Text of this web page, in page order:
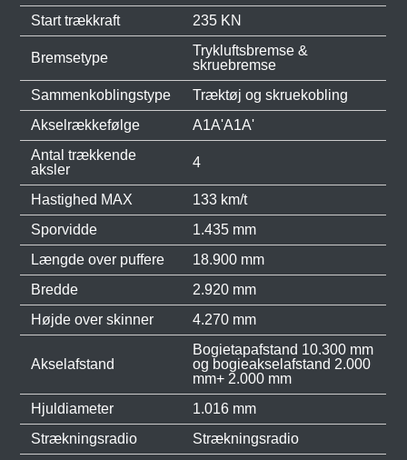
Start trækkraft
235 KN
Bremsetype
Trykluftsbremse &
skruebremse
Sammenkoblingstype
Træktøj og skruekobling
Akselrækkefølge
A1A'A1A'
Antal trækkende
aksler
4
Hastighed MAX
133 km/t
Sporvidde
1.435 mm
Længde over puffere
18.900 mm
Bredde
2.920 mm
Højde over skinner
4.270 mm
Akselafstand
Bogietapafstand 10.300 mm
og bogieakselafstand 2.000
mm+ 2.000 mm
Hjuldiameter
1.016 mm
Strækningsradio
Strækningsradio